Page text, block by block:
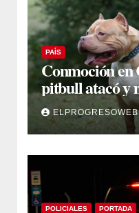
PAÍS
Conmoción
pitbull atacó y
años
ELPROGRESOWEB
POLICIALES PORTADA